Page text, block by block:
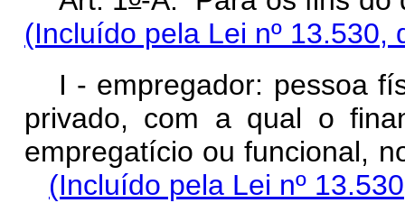
(Incluído pela Lei nº 13.530,
I - empregador: pessoa
privado, com a qual o
empregatício ou funcional,
(Incluído pela Lei nº